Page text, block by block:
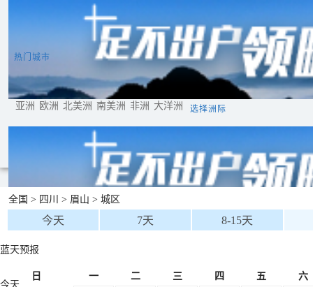
热门城市
曼谷 东京 吉隆坡 新加坡 巴黎 罗马 伦敦 雅典
圣地亚哥
利马 基多 悉尼 奥克兰 苏瓦
选择洲际
亚洲 欧洲 北美洲 南美洲 非洲 大洋洲
全国 > 四川 > 眉山 > 城区
今天 7天 8-15天
蓝天预报
今天
日 一 二 三 四 五
六